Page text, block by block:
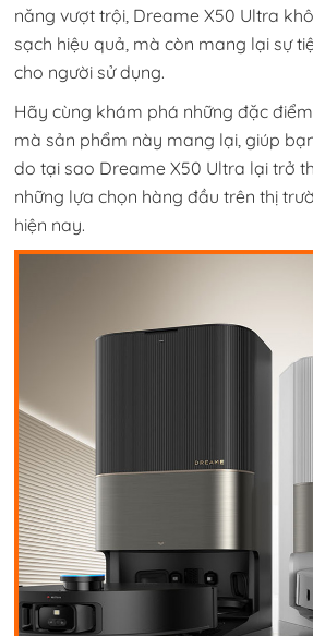
năng vượt trội, Dreame X50 Ultra
sạch hiệu quả, mà còn mang lại sự
cho người sử dụng.
Hãy cùng khám phá những đặc
mà sản phẩm này mang lại, giúp
do tại sao Dreame X50 Ultra lại trở
những lựa chọn hàng đầu trên thị
hiện nay.